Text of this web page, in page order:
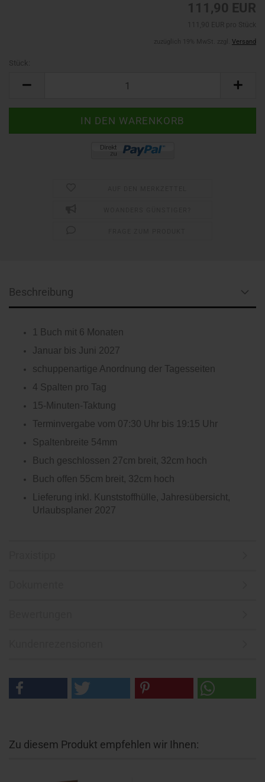
111,90 EUR
Versand
Stück:
Beschreibung
1 Buch mit 6 Monaten
Januar bis Juni 2027
schuppenartige Anordnung der Tagesseiten
4 Spalten pro Tag
15-Minuten-Taktung
Terminvergabe vom 07:30 Uhr bis 19:15 Uhr
Spaltenbreite 54mm
Buch geschlossen 27cm breit, 32cm hoch
Buch offen 55cm breit, 32cm hoch
Lieferung inkl. Kunststoffhülle, Jahresübersicht,
Urlaubsplaner 2027
Zu diesem Produkt empfehlen wir Ihnen: